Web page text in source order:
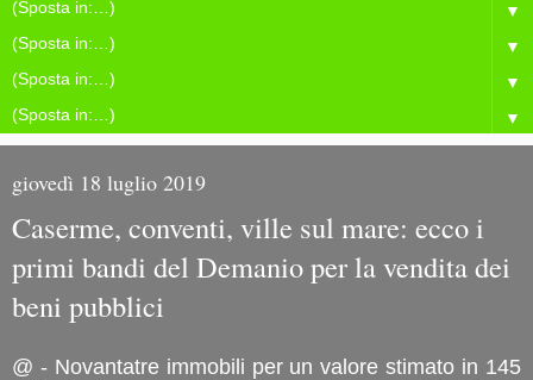
▼
▼
▼
▼
giovedì 18 luglio 2019
Caserme, conventi, ville sul mare: ecco i
primi bandi del Demanio per la vendita dei
beni pubblici
@ - Novantatre immobili per un valore stimato in 145